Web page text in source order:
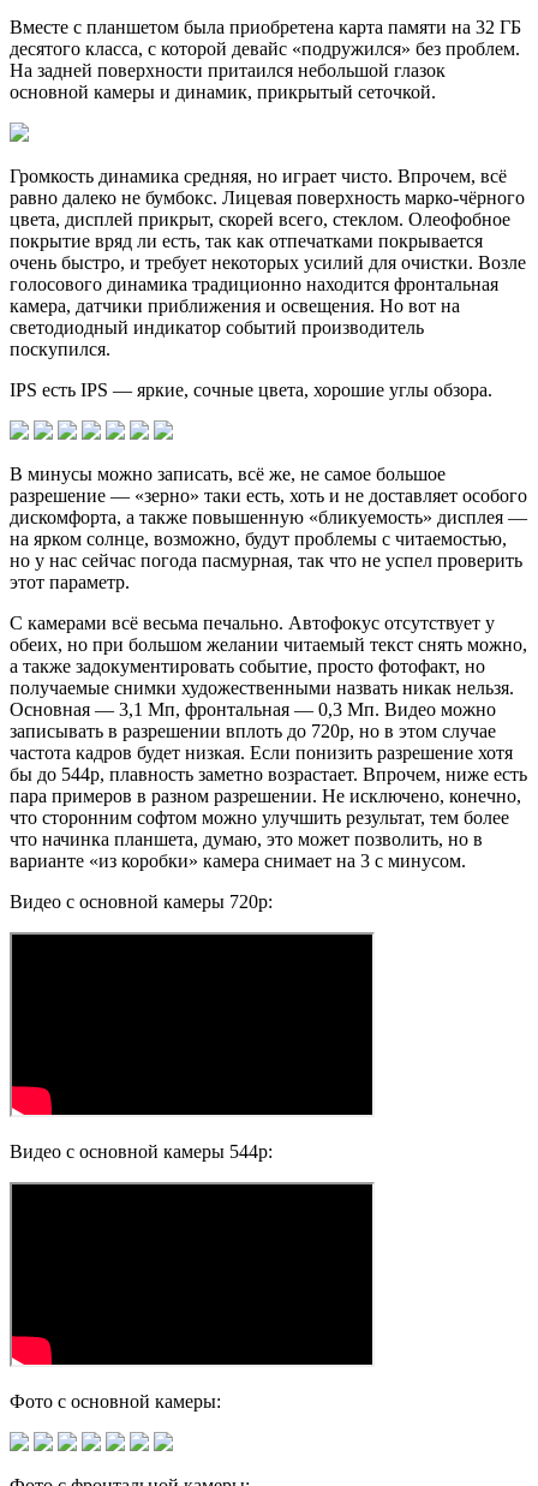
Вместе с планшетом была приобретена карта памяти на 32 ГБ
десятого класса, с которой девайс «подружился» без проблем.
На задней поверхности притаился небольшой глазок
основной камеры и динамик, прикрытый сеточкой.
Громкость динамика средняя, но играет чисто. Впрочем, всё
равно далеко не бумбокс. Лицевая поверхность марко-чёрного
цвета, дисплей прикрыт, скорей всего, стеклом. Олеофобное
покрытие вряд ли есть, так как отпечатками покрывается
очень быстро, и требует некоторых усилий для очистки. Возле
голосового динамика традиционно находится фронтальная
камера, датчики приближения и освещения. Но вот на
светодиодный индикатор событий производитель
поскупился.
IPS есть IPS — яркие, сочные цвета, хорошие углы обзора.
В минусы можно записать, всё же, не самое большое
разрешение — «зерно» таки есть, хоть и не доставляет особого
дискомфорта, а также повышенную «бликуемость» дисплея —
на ярком солнце, возможно, будут проблемы с читаемостью,
но у нас сейчас погода пасмурная, так что не успел проверить
этот параметр.
С камерами всё весьма печально. Автофокус отсутствует у
обеих, но при большом желании читаемый текст снять можно,
а также задокументировать событие, просто фотофакт, но
получаемые снимки художественными назвать никак нельзя.
Основная — 3,1 Мп, фронтальная — 0,3 Мп. Видео можно
записывать в разрешении вплоть до 720p, но в этом случае
частота кадров будет низкая. Если понизить разрешение хотя
бы до 544p, плавность заметно возрастает. Впрочем, ниже есть
пара примеров в разном разрешении. Не исключено, конечно,
что сторонним софтом можно улучшить результат, тем более
что начинка планшета, думаю, это может позволить, но в
варианте «из коробки» камера снимает на 3 с минусом.
Видео с основной камеры 720p:
Видео с основной камеры 544p:
Фото с основной камеры: